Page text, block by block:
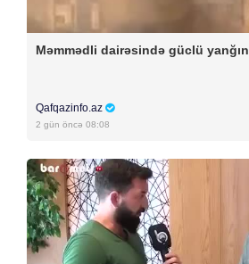
Məmmədli dairəsində güclü yanğın
Qafqazinfo.az
2 gün öncə 08:08